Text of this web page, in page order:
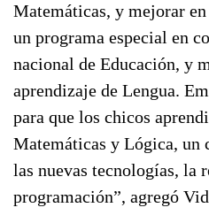
Matemáticas, y mejorar
un programa especial en
nacional de Educación, y
aprendizaje de Lengua.
para que los chicos
Matemáticas y Lógica, un
las nuevas tecnologías, la
programación”, agregó